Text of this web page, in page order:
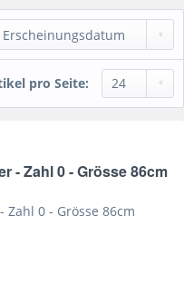
pro Seite:
- Zahl 0 - Grösse 86cm
Zahl 0 - Grösse 86cm